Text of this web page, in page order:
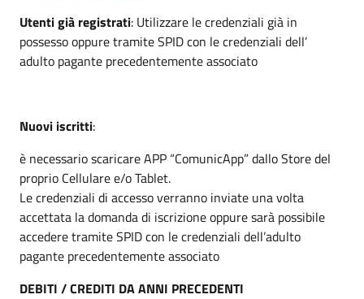
Utenti già registrati: Utilizzare le credenziali già in
possesso oppure tramite SPID con le credenziali dell’
adulto pagante precedentemente associato
Nuovi iscritti:
è necessario scaricare APP “ComunicApp” dallo Store del
proprio Cellulare e/o Tablet.
Le credenziali di accesso verranno inviate una volta
accettata la domanda di iscrizione oppure sarà possibile
accedere tramite SPID con le credenziali dell’adulto
pagante precedentemente associato
DEBITI / CREDITI DA ANNI PRECEDENTI